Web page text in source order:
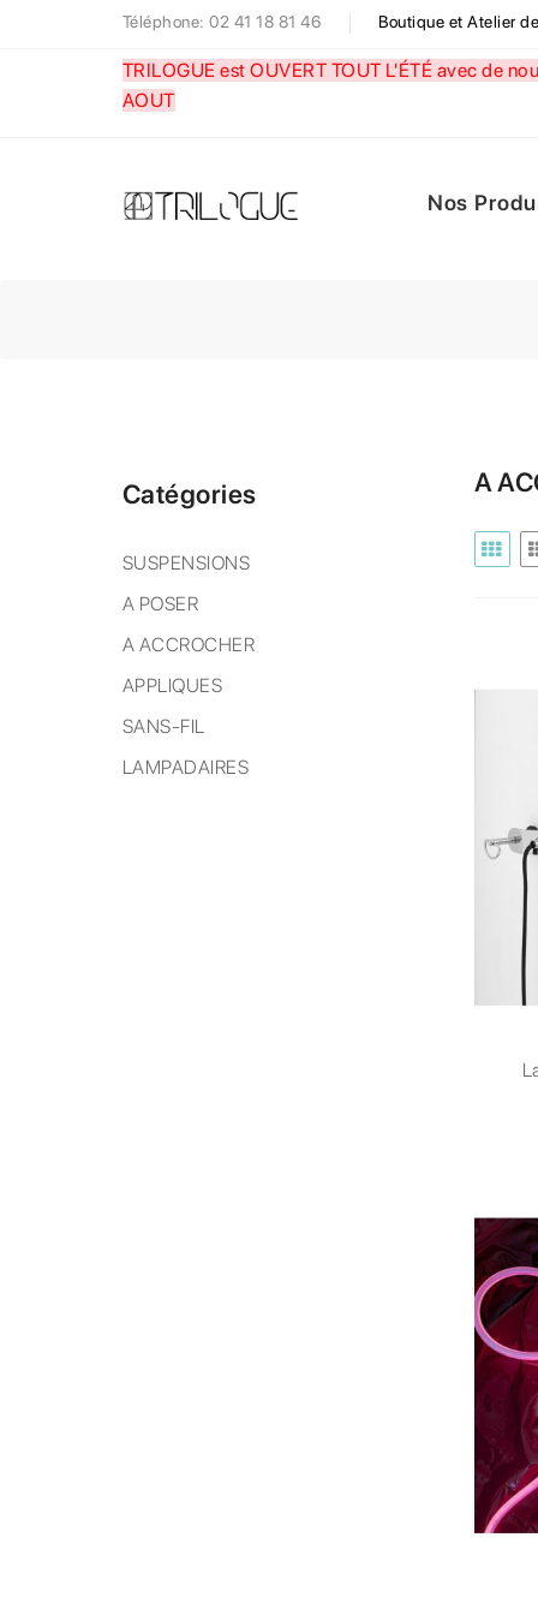
Téléphone: 02 41 18 81 46 Boutique et Atelier
TRILOGUE est OUVERT TOUT L'ÉTÉ avec de
AOUT
Nos
Catégories
SUSPENSIONS
A POSER
A ACCROCHER
APPLIQUES
SANS-FIL
LAMPADAIRES
A